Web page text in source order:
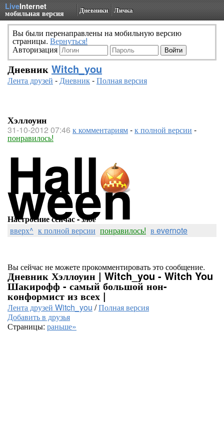
LiveInternet
мобильная версия Дневники Личка
Вы были перенаправлены на мобильную версию
страницы. Вернуться!
Авторизация
Дневник Witch_you
Лента друзей -Дневник-Полная версия
Хэллоуин
31-10-2012 07:46 к комментариям-к полной версии -
понравилось!
Hall
ween
Настроение сейчас -злое
вверх^ к полной версии понравилось! в evernote
Вы сейчас не можете прокомментировать это сообщение.
Дневник Хэллоуин | Witch_you - Witch You
Шакирофф - самый большой нон-
конформист из всех |
Лента друзей Witch_you /Полная версия
Добавить в друзья
Страницы: раньше»